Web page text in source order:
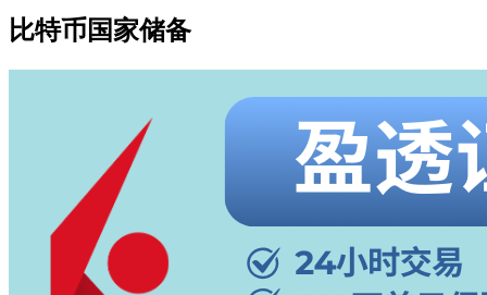
比特币国家储备